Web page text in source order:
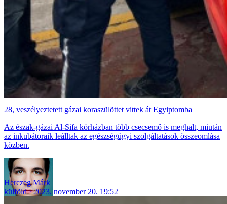
28, veszélyeztetett gázai koraszülöttet vittek át Egyiptomba
Az észak-gázai Al-Sifa kórházban több csecsemő is meghalt, miután
az inkubátoraik leálltak az egészségügyi szolgáltatások összeomlása
közben.
Herczeg Márk
külföld
2023. november 20. 19:52